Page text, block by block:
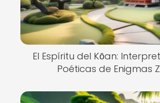
El Espíritu del Kōan:
Poéticas de Enigmas